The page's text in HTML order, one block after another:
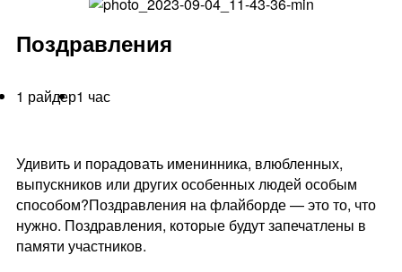
Поздравления
1 райдер1 час
Удивить и порадовать именинника, влюбленных,
выпускников или других особенных людей особым
способом?Поздравления на флайборде — это то, что
нужно. Поздравления, которые будут запечатлены в
памяти участников.